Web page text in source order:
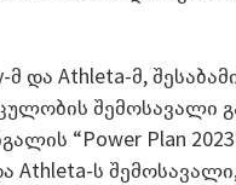
და Athleta-მ,
შემოსავალი
“Power Plan
ს